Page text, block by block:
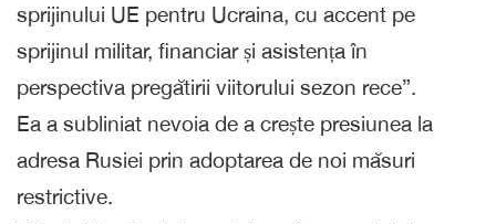
sprijinului UE pentru Ucraina, cu accent pe
sprijinul militar, financiar și asistența în
perspectiva pregătirii viitorului sezon rece”.
Ea a subliniat nevoia de a crește presiunea la
adresa Rusiei prin adoptarea de noi măsuri
restrictive.